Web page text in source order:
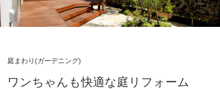
庭まわり(ガーデニング)
ワンちゃんも快適な庭リフォーム